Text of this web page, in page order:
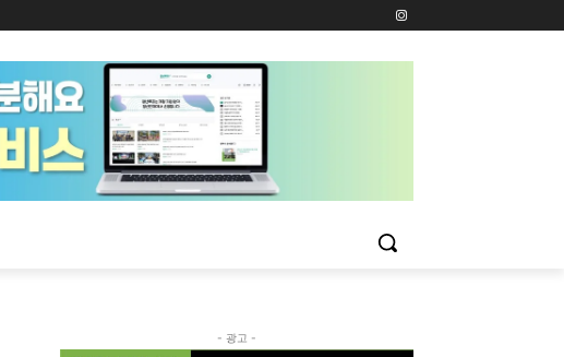
- 광고 -